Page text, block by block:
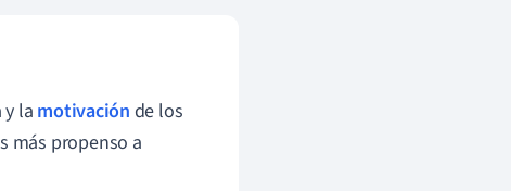
lamotivación de los
más propenso a